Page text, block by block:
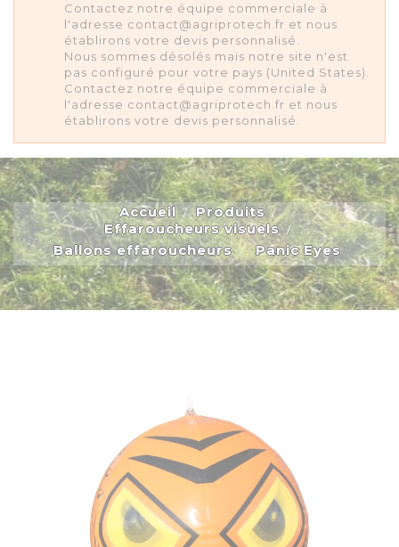
Contactez notre équipe commerciale à
l'adresse contact@agriprotech.fr et nous
établirons votre devis personnalisé.
Nous sommes désolés mais notre site n'est
pas configuré pour votre pays (United States).
Contactez notre équipe commerciale à
l'adresse contact@agriprotech.fr et nous
établirons votre devis personnalisé.
Accueil
Produits
Effaroucheurs visuels
Ballons effaroucheurs
Panic Eyes